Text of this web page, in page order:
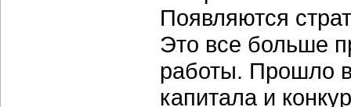
Появляются
Это все больше
работы. Прошло
капитала и